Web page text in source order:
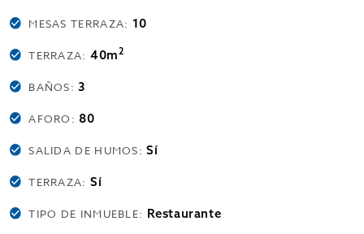
MESAS TERRAZA: 10
TERRAZA: 40m2
BAÑOS:3
AFORO:80
SALIDA DE HUMOS:Sí
TERRAZA: Sí
TIPO DE INMUEBLE: Restaurante